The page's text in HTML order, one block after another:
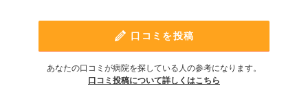
口コミを投稿
あなたの口コミが病院を探している人の参考になります。
口コミ投稿について詳しくはこちら